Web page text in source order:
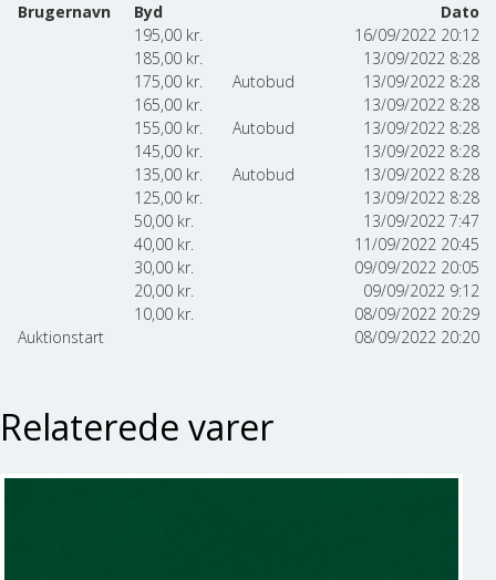
Brugernavn Byd
Dato
195,00 kr.
16/09/2022 20:12
185,00 kr.
13/09/2022 8:28
175,00 kr. Autobud
13/09/2022 8:28
165,00 kr.
13/09/2022 8:28
155,00 kr. Autobud
13/09/2022 8:28
145,00 kr.
13/09/2022 8:28
135,00 kr. Autobud
13/09/2022 8:28
125,00 kr.
13/09/2022 8:28
50,00 kr.
13/09/2022 7:47
40,00 kr.
11/09/2022 20:45
30,00 kr.
09/09/2022 20:05
20,00 kr.
09/09/2022 9:12
10,00 kr.
08/09/2022 20:29
Auktionstart
08/09/2022 20:20
Relaterede varer